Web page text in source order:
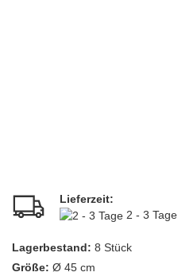
Lieferzeit:
2 - 3 Tage
Lagerbestand: 8 Stück
Größe: Ø 45 cm